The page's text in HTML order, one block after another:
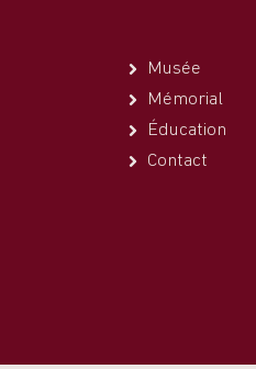
Musée
Mémorial
Éducation
Contact